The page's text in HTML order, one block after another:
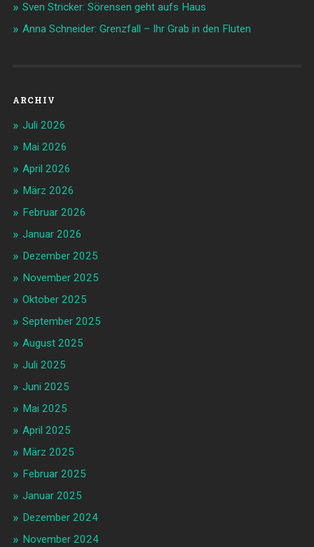
Sven Stricker: Sörensen geht aufs Haus
Anna Schneider: Grenzfall – Ihr Grab in den Fluten
ARCHIV
Juli 2026
Mai 2026
April 2026
März 2026
Februar 2026
Januar 2026
Dezember 2025
November 2025
Oktober 2025
September 2025
August 2025
Juli 2025
Juni 2025
Mai 2025
April 2025
März 2025
Februar 2025
Januar 2025
Dezember 2024
November 2024